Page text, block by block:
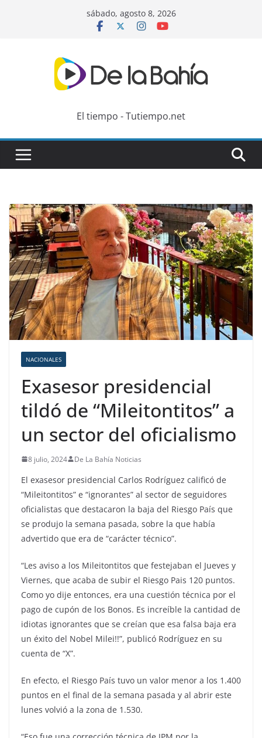
sábado, agosto 8, 2026
El tiempo - Tutiempo.net
NACIONALES
Exasesor presidencial
tildó de “Mileitontitos” a
un sector del oficialismo
8 julio, 2024 De La Bahía Noticias
El exasesor presidencial Carlos Rodríguez calificó de
“Mileitontitos” e “ignorantes” al sector de seguidores
oficialistas que destacaron la baja del Riesgo País que
se produjo la semana pasada, sobre la que había
advertido que era de “carácter técnico”.
“Les aviso a los Mileitontitos que festejaban el Jueves y
Viernes, que acaba de subir el Riesgo Pais 120 puntos.
Como yo dije entonces, era una cuestión técnica por el
pago de cupón de los Bonos. Es increíble la cantidad de
idiotas ignorantes que se creían que esa falsa baja era
un éxito del Nobel Milei!!”, publicó Rodríguez en su
cuenta de “X”.
En efecto, el Riesgo País tuvo un valor menor a los 1.400
puntos en el final de la semana pasada y al abrir este
lunes volvió a la zona de 1.530.